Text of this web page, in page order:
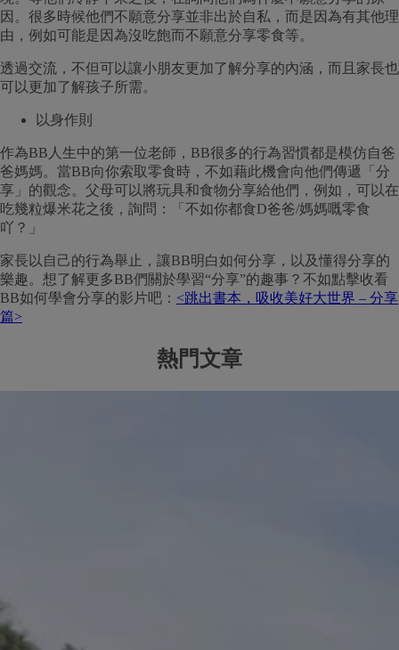
因。很多時候他們不願意分享並非出於自私，而是因為有其他理
由，例如可能是因為沒吃飽而不願意分享零食等。
透過交流，不但可以讓小朋友更加了解分享的內涵，而且家長也
可以更加了解孩子所需。
以身作則
作為BB人生中的第一位老師，BB很多的行為習慣都是模仿自爸
爸媽媽。當BB向你索取零食時，不如藉此機會向他們傳遞「分
享」的觀念。父母可以將玩具和食物分享給他們，例如，可以在
吃幾粒爆米花之後，詢問：「不如你都食D爸爸/媽媽嘅零食
吖？」
家長以自己的行為舉止，讓BB明白如何分享，以及懂得分享的
樂趣。想了解更多BB們關於學習“分享”的趣事？不如點擊收看
BB如何學會分享的影片吧： <跳出書本，吸收美好大世界 – 分享
篇>
熱門文章